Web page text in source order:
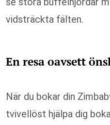
vidsträckta fälten.
En resa oavsett
När du bokar din
tvivellöst hjälpa dig